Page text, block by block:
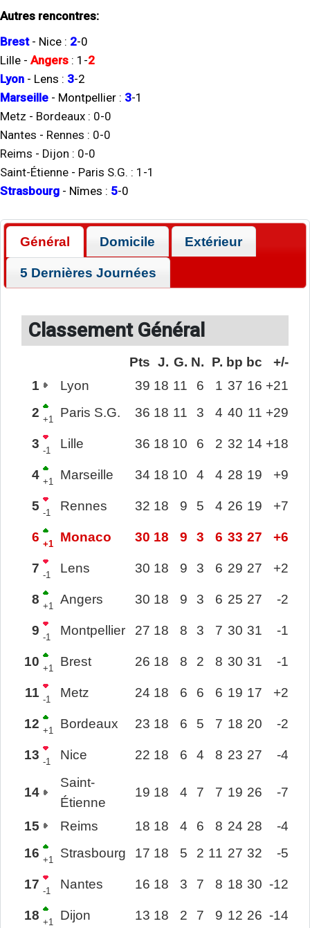
Autres rencontres:
Brest- Nice : 2-0
Lille - Angers : 1 -2
Lyon - Lens : 3-2
Marseille - Montpellier : 3-1
Metz - Bordeaux : 0-0
Nantes - Rennes : 0-0
Reims - Dijon : 0-0
Saint-Étienne - Paris S.G. : 1 -1
Strasbourg - Nîmes : 5-0
Général Domicile Extérieur
5 Dernières Journées
Classement Général
Pts J. G. N. P. bp bc
+/-
1
Lyon 39 18 11 6 1 37 16 +21
2 +1 Paris S.G. 36 18 11 3 4 40 11 +29
3 -1 Lille 36 18 10 6 2 32 14 +18
4 +1 Marseille 34 18 10 4 4 28 19 +9
5 -1 Rennes 32 18 9 5 4 26 19 +7
6 +1 Monaco 30 18 9 3 6 33 27 +6
7 -1 Lens 30 18 9 3 6 29 27 +2
8 +1 Angers 30 18 9 3 6 25 27 -2
9 -1 Montpellier 27 18 8 3 7 30 31 -1
10 +1 Brest 26 18 8 2 8 30 31 -1
11 -1 Metz 24 18 6 6 6 19 17 +2
12 +1 Bordeaux 23 18 6 5 7 18 20 -2
13 -1 Nice 22 18 6 4 8 23 27 -4
14
Saint-
Étienne
19 18 4 7 7 19 26 -7
15 Reims 18 18 4 6 8 24 28
-4
16 +1 Strasbourg 17 18 5 2 11 27 32 -5
17 -1 Nantes 16 18 3 7 8 18 30 -12
18 +1 Dijon 13 18 2 7 9 12 26 -14